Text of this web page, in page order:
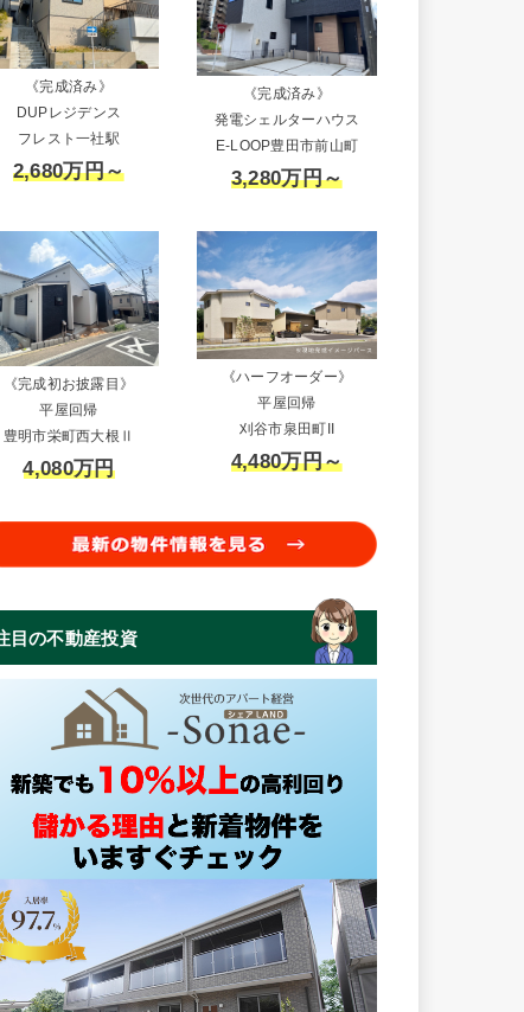
《完成済み》
DUPレジデンス
フレスト一社駅
2,680万円～
《完成済み》
発電シェルターハウス
E-LOOP豊田市前山町
3,280万円～
《完成初お披露目》
平屋回帰
豊明市栄町西大根Ⅱ
4,080万円
《ハーフオーダー》
平屋回帰
刈谷市泉田町II
4,480万円～
目の不動産投資